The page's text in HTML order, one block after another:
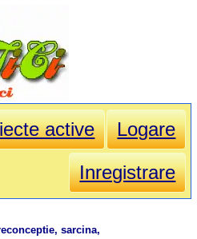
active
Logare
Inregistrare
sarcina,